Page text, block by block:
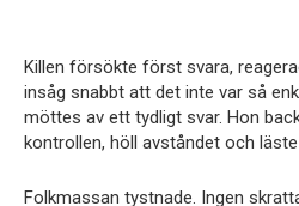
Killen försökte först svara,
insåg snabbt att det inte var så
möttes av ett tydligt svar. Hon
kontrollen, höll avståndet och
Folkmassan tystnade. Ingen